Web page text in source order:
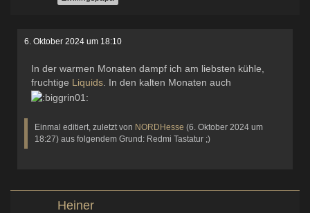
6. Oktober 2024 um 18:10
In der warmen Monaten dampf ich am liebsten kühle,
fruchtige Liquids. In den kalten Monaten auch
Einmal editiert, zuletzt von NORDHesse (6. Oktober 2024 um
18:27) aus folgendem Grund: Redmi Tastatur ;)
Heiner